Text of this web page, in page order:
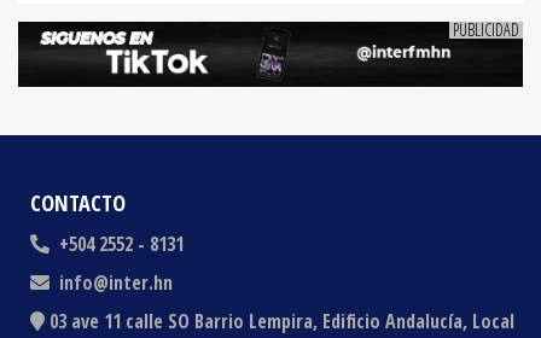
CONTACTO
+504 2552 - 8131
info@inter.hn
03 ave 11 calle SO Barrio Lempira, Edificio Andalucía, Local